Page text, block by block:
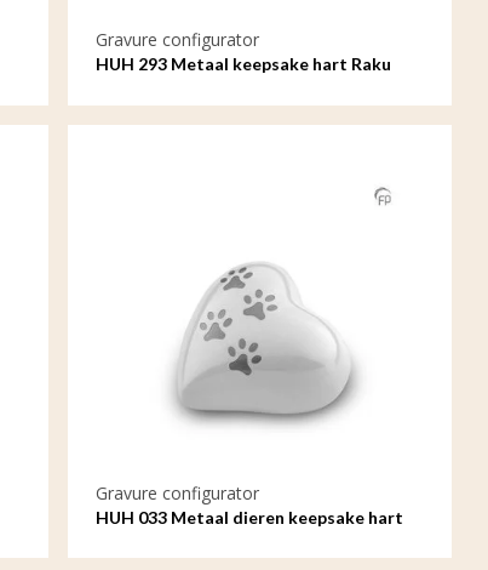
Gravure configurator
HUH 293 Metaal keepsake hart Raku
Gravure configurator
HUH 033 Metaal dieren keepsake hart